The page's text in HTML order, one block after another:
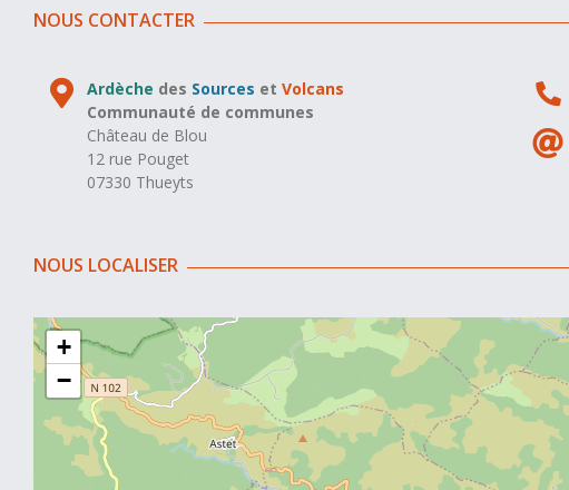
NOUS CONTACTER
Ardèche des Sources etVolcans
Communauté de communes
Château de Blou
12 rue Pouget
07330 Thueyts
NOUS LOCALISER
+
−